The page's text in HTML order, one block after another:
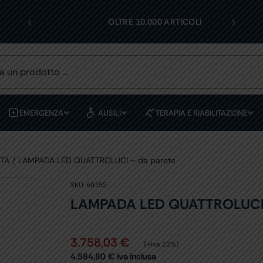
‹ OLTRE 10.000 ARTICOLI ›
EMERGENZA AUSILI TERAPIA E RIABILITAZIONE
LAMPADA LED QUATTROLUCI – da parete
SKU:49152
LAMPADA LED
3.758,03 € (+iva 22%)
4.584,80 € iva inclusa